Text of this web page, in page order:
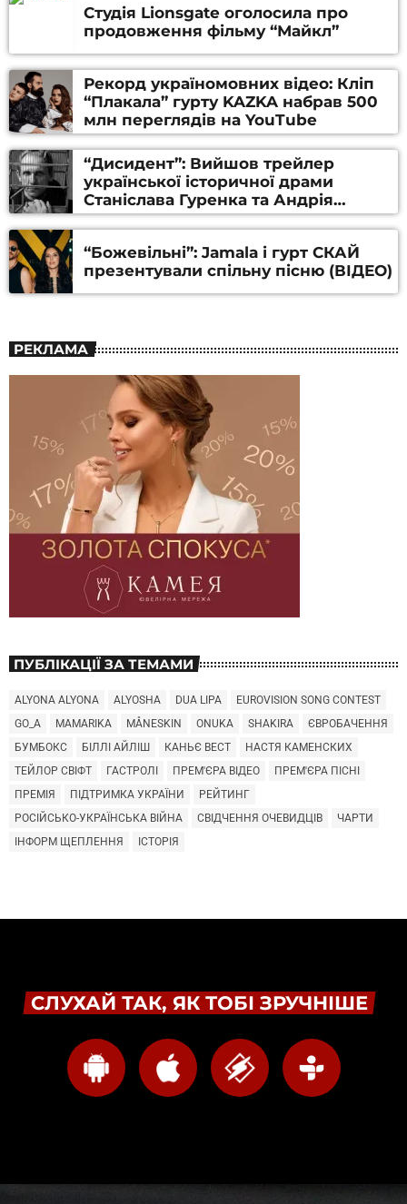
Студія Lionsgate оголосила про
продовження фільму “Майкл”
Рекорд україномовних відео: Кліп
“Плакала” гурту KAZKA набрав 500
млн переглядів на YouTube
“Дисидент”: Вийшов трейлер
української історичної драми
Станіслава Гуренка та Андрія
Алфьорова (ВІДЕО)
“Божевільні”: Jamala і гурт СКАЙ
презентували спільну пісню (ВІДЕО)
РЕКЛАМА
ПУБЛІКАЦІЇ ЗА ТЕМАМИ
ALYONA ALYONA ALYOSHA DUA LIPA
EUROVISION SONG CONTEST
GO_A
MAMARIKA MÅNESKIN ONUKA SHAKIRA
ЄВРОБАЧЕННЯ
БУМБОКС
БІЛЛІ АЙЛІШ КАНЬЄ ВЕСТ
НАСТЯ КАМЕНСКИХ
ТЕЙЛОР СВІФТ
ГАСТРОЛІ ПРЕМ'ЄРА ВІДЕО
ПРЕМ'ЄРА ПІСНІ
ПРЕМІЯ
ПІДТРИМКА УКРАЇНИ
РЕЙТИНГ
РОСІЙСЬКО-УКРАЇНСЬКА ВІЙНА
СВІДЧЕННЯ ОЧЕВИДЦІВ
ЧАРТИ
ІНФОРМ ЩЕПЛЕННЯ
ІСТОРІЯ
СЛУХАЙ ТАК, ЯК ТОБІ ЗРУЧНІШЕ